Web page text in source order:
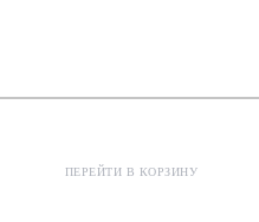
ПЕРЕЙТИ В КОРЗИНУ